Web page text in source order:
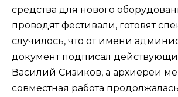
средства для нового
проводят фестивали, готовят
случилось, что от имени
документ подписал
Василий Сизиков, а архиереи
совместная работа